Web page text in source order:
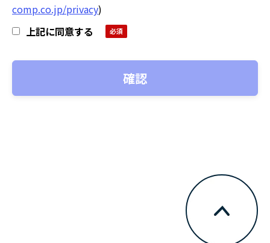
comp.co.jp/privacy)
上記に同意する